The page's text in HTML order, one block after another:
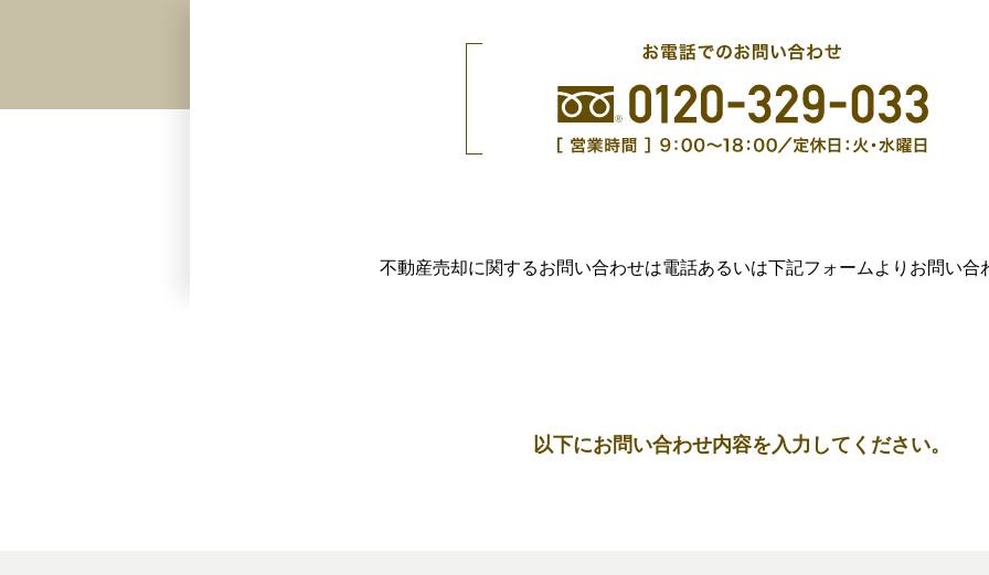
不動産売却に関するお問い合わせは電話あるいは下記フォームよりお問い合
以下にお問い合わせ内容を入力してください。